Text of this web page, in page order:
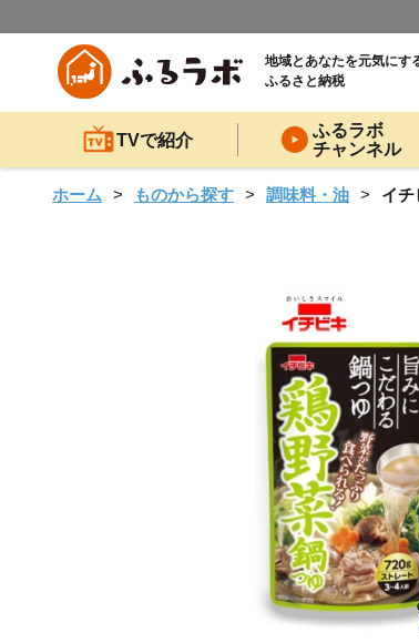
地域とあなたを元気にす
ふるさと納税
TVで紹介
ふるラボ
チャンネル
ホーム ものから探す 調味料・油 イ